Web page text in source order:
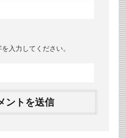
入力してください。